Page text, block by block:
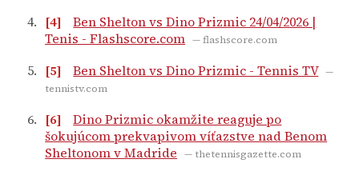
[4]
Ben Shelton vs Dino Prizmic 24/04/2026 |
Tenis - Flashscore.com — flashscore.com
[5] Ben Shelton vs Dino Prizmic - Tennis TV —
tennistv.com
[6]
Dino Prizmic okamžite reaguje po
šokujúcom prekvapivom víťazstve nad Benom
Sheltonom v Madride — thetennisgazette.com